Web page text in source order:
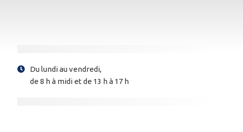
Du lundi au vendredi,
de 8 h à midi et de 13 h à 17 h